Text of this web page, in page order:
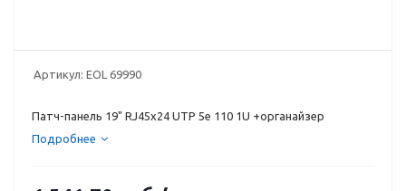
Артикул: EOL 69990
Патч-панель 19" RJ45х24 UTP 5e 110 1U +органайзер
Подробнее